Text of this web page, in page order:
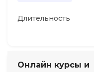
Длительность
Онлайн курсы и